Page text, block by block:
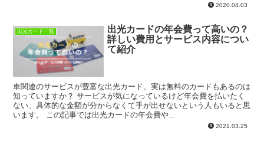
2020.04.03
出光カード一覧
出光カードの年会費って高いの？
詳しい費用とサービス内容につい
て紹介
車関連のサービスが豊富な出光カード、実は無料のカードもあるのは
知っていますか？ サービスが気になっているけど年会費を払いたく
ない、具体的な金額が分からなくて手が出せないという人もいると思
います。 この記事では出光カードの年会費や...
2021.03.25